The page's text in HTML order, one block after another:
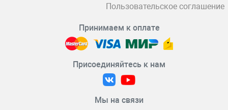
Пользовательское соглашение
Принимаем к оплате
Присоединяйтесь к нам
Мы на связи